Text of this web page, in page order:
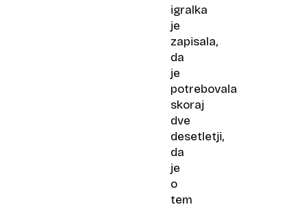
igralka
je
zapisala,
da
je
potrebovala
skoraj
dve
desetletji,
da
je
o
tem